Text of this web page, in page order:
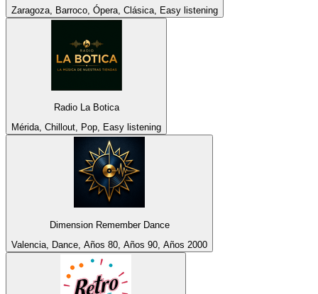
Zaragoza, Barroco, Ópera, Clásica, Easy listening
Radio La Botica
Mérida, Chillout, Pop, Easy listening
Dimension Remember Dance
Valencia, Dance, Años 80, Años 90, Años 2000